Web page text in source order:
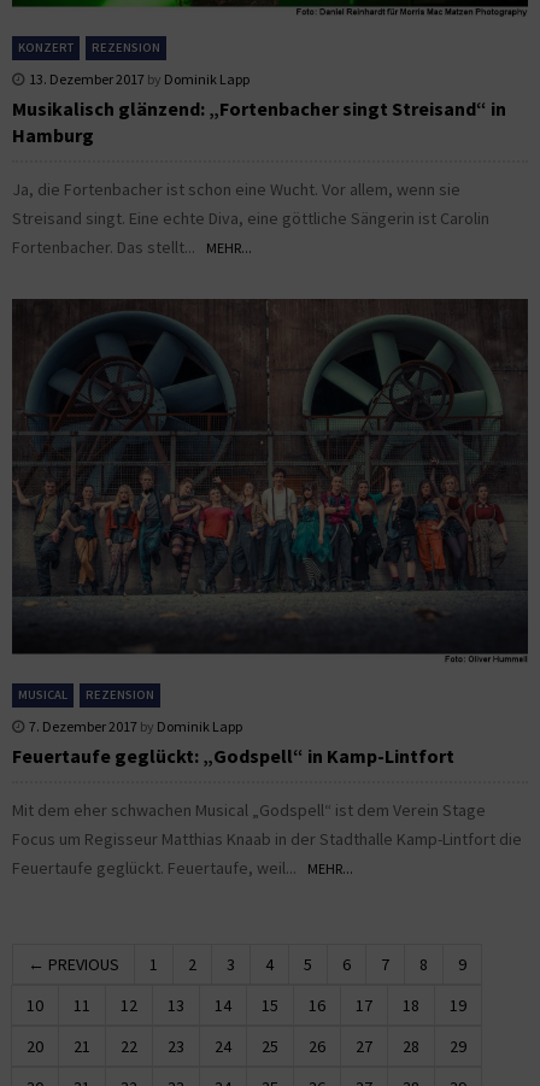
KONZERT REZENSION
13. Dezember 2017 by Dominik Lapp
Musikalisch glänzend: „Fortenbacher singt Streisand“ in
Hamburg
Ja, die Fortenbacher ist schon eine Wucht. Vor allem, wenn sie
Streisand singt. Eine echte Diva, eine göttliche Sängerin ist Carolin
Fortenbacher. Das stellt...
MEHR...
MUSICAL REZENSION
7. Dezember 2017 by Dominik Lapp
Feuertaufe geglückt: „Godspell“ in Kamp-Lintfort
Mit dem eher schwachen Musical „Godspell“ ist dem Verein Stage
Focus um Regisseur Matthias Knaab in der Stadthalle Kamp-Lintfort die
Feuertaufe geglückt. Feuertaufe, weil...
MEHR...
← PREVIOUS 1 2 3 4 5 6 7 8
9
10
11 12 13 14 15 16 17 18
19
20
21 22 23 24 25 26 27 28
29